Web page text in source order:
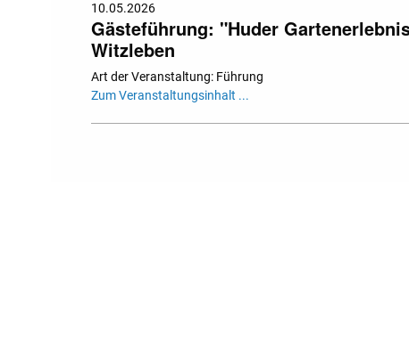
10.05.2026
Gästeführung: "Huder
Witzleben
Art der Veranstaltung: Führung
Zum Veranstaltungsinhalt ...